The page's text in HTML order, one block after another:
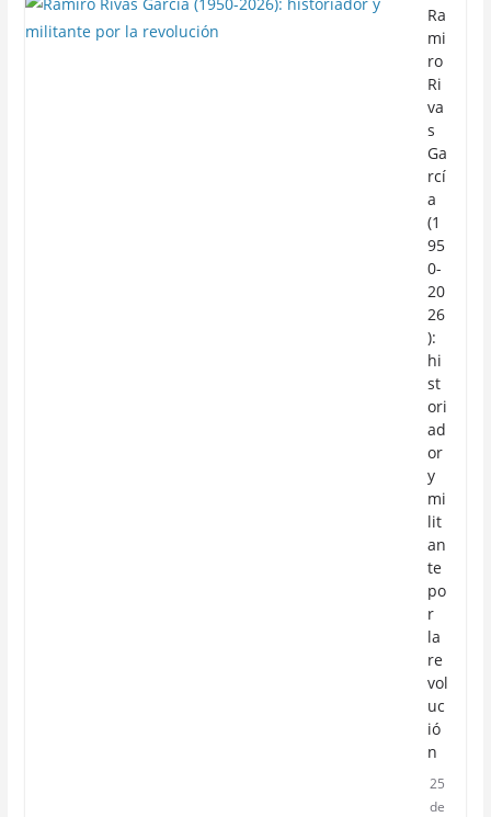
Ra
mi
ro
Ri
va
s
Ga
rcí
a
(1
95
0-
20
26
):
hi
st
ori
ad
or
y
mi
lit
an
te
po
r
la
re
vol
uc
ió
n
25
de